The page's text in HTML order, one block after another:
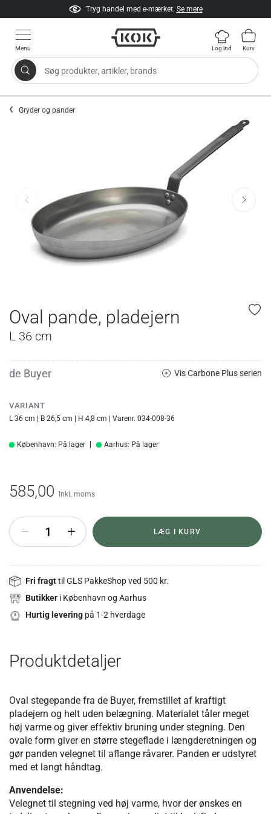
Tryg handel med e-mærket. Se mere
Menu
Søg produkter, artikler, brands
Log ind Kurv
Gryder og pander
Oval pande, pladejern
L 36 cm
de Buyer Vis Carbone Plus serien
VARIANT
L 36 cm | B 26,5 cm | H 4,8 cm | Varenr. 034-008-36
København: På lager Aarhus: På lager
585,00 Inkl. moms
+ LÆG I KURV
Fri fragttil GLS PakkeShop ved 500 kr.
Butikker i København og Aarhus
Hurtig levering på 1-2 hverdage
Produktdetaljer
Oval stegepande fra de Buyer, fremstillet af kraftigt
pladejern og helt uden belægning. Materialet tåler meget
høj varme og giver effektiv bruning under stegning. Den
ovale form giver en større stegeflade i længderetningen og
gør panden velegnet til aflange råvarer. Panden er udstyret
med et langt håndtag.
Anvendelse:
Velegnet til stegning ved høj varme, hvor der ønskes en